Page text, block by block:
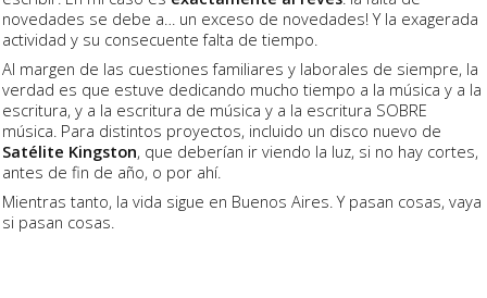
novedades se debe a… un exceso de novedades! Y la exagerada
actividad y su consecuente falta de tiempo.
Al margen de las cuestiones familiares y laborales de siempre, la
verdad es que estuve dedicando mucho tiempo a la música y a la
escritura, y a la escritura de música y a la escritura SOBRE
música. Para distintos proyectos, incluido un disco nuevo de
Satélite Kingston, que deberían ir viendo la luz, si no hay cortes,
antes de fin de año, o por ahí.
Mientras tanto, la vida sigue en Buenos Aires. Y pasan cosas, vaya
si pasan cosas.